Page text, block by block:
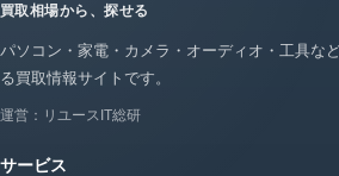
買取相場から、探せる
パソコン・家電・カメラ・オーディオ・工具な
る買取情報サイトです。
運営：リユースIT総研
サービス